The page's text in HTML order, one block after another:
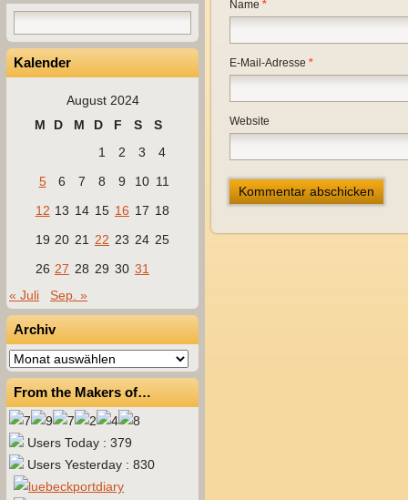
Kalender
August 2024
M
D M D F S
S
1
2 3
4
5
6 7 8 9 10 11
12 13 14 15 16 17 18
19 20 21 22 23 24 25
26 27 28 29 30 31
« Juli
Sep. »
Archiv
Archiv
From the Makers of…
Users Today : 379
Users Yesterday : 830
Name *
E-Mail-Adresse *
Website